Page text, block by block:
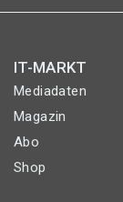
IT-MARKT
Mediadaten
Magazin
Abo
Shop